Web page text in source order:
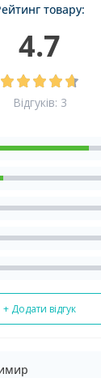
товару:
4.7
Відгуків: 3
+ Додати відгук